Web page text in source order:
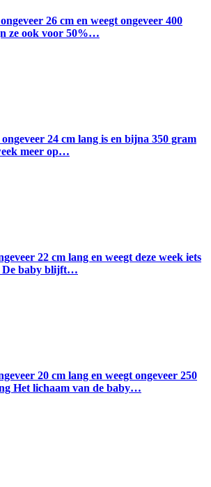
26 cm en weegt ongeveer 400
ze ook voor 50%…
24 cm lang is en bijna 350 gram
meer op…
22 cm lang en weegt deze week iets
De baby blijft…
20 cm lang en weegt ongeveer 250
Het lichaam van de baby…